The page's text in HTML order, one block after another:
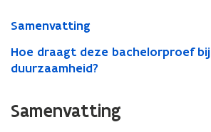
transitie
CO2-
neutraliteit?
Samenvatting
Hoe draagt deze bachelorproef
duurzaamheid?
Samenvatting